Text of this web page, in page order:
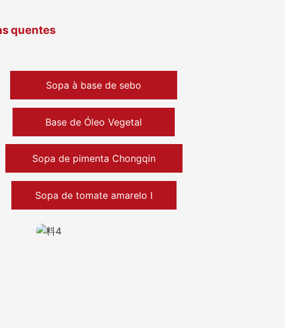
quentes
Sopa à base de sebo
Base de Óleo Vegetal
Sopa de pimenta Chongqin
Sopa de tomate amarelo Ⅰ